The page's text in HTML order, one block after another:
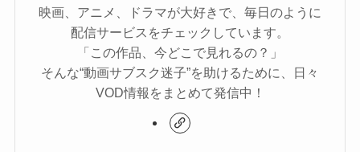
映画、アニメ、ドラマが大好きで、毎日のように
配信サービスをチェックしています。
「この作品、今どこで見れるの？」
そんな“動画サブスク迷子”を助けるために、日々
VOD情報をまとめて発信中！